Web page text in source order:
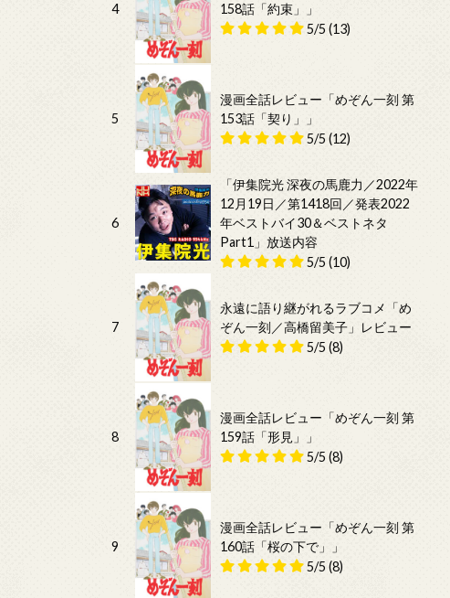
4
158話「約束」」
5/5 (13)
5
漫画全話レビュー「めぞん一刻 第
153話「契り」」
5/5 (12)
6
「伊集院光 深夜の馬鹿力／2022年
12月19日／第1418回／発表2022
年ベストバイ30＆ベストネタ
Part1」放送内容
5/5 (10)
7
永遠に語り継がれるラブコメ「め
ぞん一刻／高橋留美子」レビュー
5/5 (8)
8
漫画全話レビュー「めぞん一刻 第
159話「形見」」
5/5 (8)
9
漫画全話レビュー「めぞん一刻 第
160話「桜の下で」」
5/5 (8)